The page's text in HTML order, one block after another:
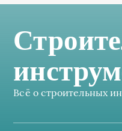
Всё о строительных